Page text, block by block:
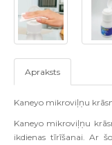
Apraksts
Kaneyo mikroviļņu
Kaneyo mikroviļņu
ikdienas tīrīšanai. Ar